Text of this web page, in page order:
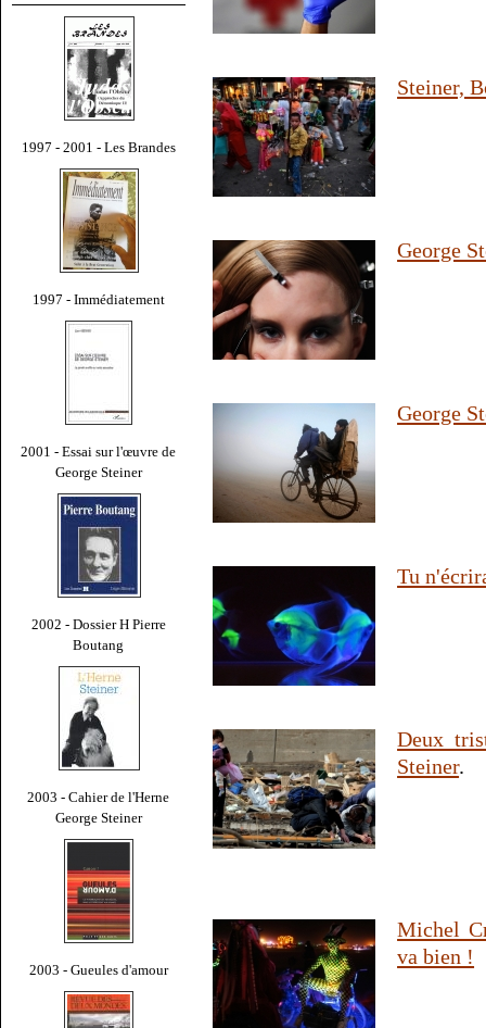
1997 - 2001 - Les Brandes
1997 - Immédiatement
2001 - Essai sur l'œuvre de
George Steiner
2002 - Dossier H Pierre
Boutang
2003 - Cahier de l'Herne
George Steiner
2003 - Gueules d'amour
Steiner,
George
George
Tu
Deux
Steiner.
Michel
va bien !